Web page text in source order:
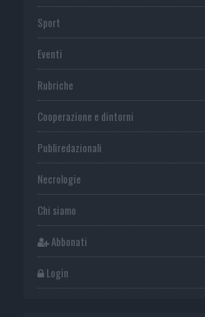
Sport
Eventi
Rubriche
Cooperazione e dintorni
Publiredazionali
Necrologie
Chi siamo
Abbonati
Login